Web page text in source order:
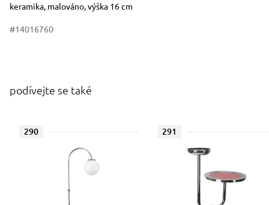
keramika, malováno, výška 16 cm
#14016760
podívejte se také
290 291